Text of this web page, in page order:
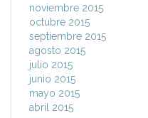
noviembre 2015
octubre 2015
septiembre 2015
agosto 2015
julio 2015
junio 2015
mayo 2015
abril 2015